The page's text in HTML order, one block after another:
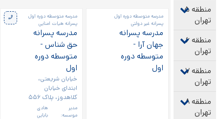
منطقه ۵
تهران
منطقه ۶
تهران
منطقه ۷
تهران
منطقه ۸
تهران
مدرسه متوسطه دوره اول
پسرانه غیر دولتی
مدرسه پسرانه
جهان آرا -
متوسطه دوره
اول
مدرسه متوسطه دوره اول
پسرانه هیات امنایی
مدرسه پسرانه
حق شناس -
متوسطه دوره
اول
خیابان شریعتی،
ابتدای خیابان
کلاهدوز، پلاک ۵۵۶
مدیر
موسسه:
هادی
بابایی
صفحه‌ها